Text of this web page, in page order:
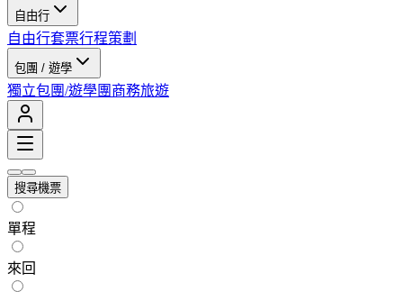
自由行
自由行套票行程策劃
包團 / 遊學
獨立包團/遊學團 商務旅遊
搜尋機票
單程
來回